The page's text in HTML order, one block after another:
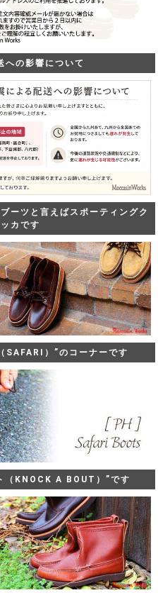
への影響について
ーツと言えばスポーティングク
カです
SAFARI）”のコーナーです
（KNOCK A BOUT）”です